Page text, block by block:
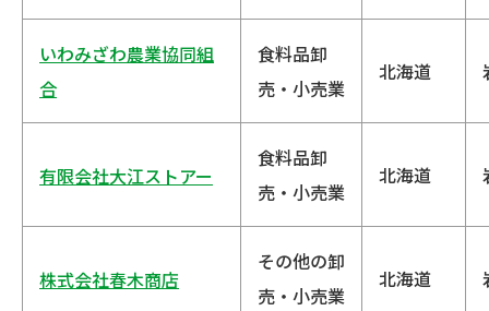
いわみざわ農業協同組
合
食料品卸
売・小売業
北海道
有限会社大江ストアー
食料品卸
売・小売業
北海道
株式会社春木商店
その他の卸
売・小売業
北海道